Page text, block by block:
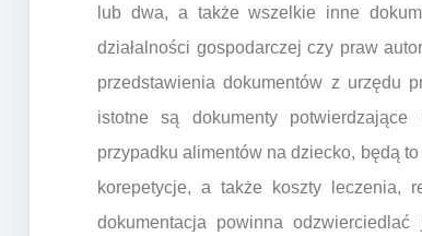
lub dwa, a także wszelkie inne
działalności gospodarczej czy praw
przedstawienia dokumentów z urzędu
istotne są dokumenty
przypadku alimentów na dziecko, będą
korepetycje, a także koszty leczenia,
dokumentacja powinna